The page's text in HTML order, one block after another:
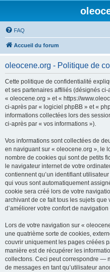
FAQ
Accueil du forum
oleocene.org - Politique de
Cette politique de confidentialité
et ses partenaires affiliés (désignés
« oleocene.org » et « https://
ci-après par « logiciel phpBB » et «
informations collectées lors des
ci-après par « vos informations »).
Vos informations sont collectées de
en naviguant sur « oleocene.org », le
nombre de cookies qui sont de petits
le navigateur internet de votre
contiennent qu’un identifiant
qui vous sont automatiquement
cookie sera créé lors de votre
archivant de ce fait tous les sujets
d’améliorer votre confort de navigation
Lors de votre navigation sur «
une quatrième sorte de cookies,
couvrir uniquement les pages créées
manière est de récupérer les
collectons. Ceci peut correspondre —
de messages en tant qu’utilisateur